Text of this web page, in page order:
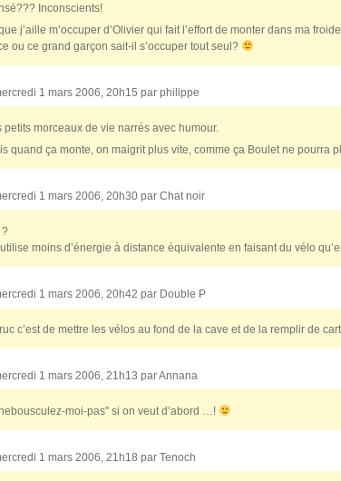
Inconscients!
j’aille m’occuper d’Olivier qui fait l’effort de monter dans ma
ou ce grand garçon sait-il s’occuper tout seul?
1 mars 2006, 20h15 par philippe
petits morceaux de vie narrés avec humour.
quand ça monte, on maigrit plus vite, comme ça Boulet ne pourra
1 mars 2006, 20h30 par Chat noir
?
moins d’énergie à distance équivalente en faisant du vélo
1 mars 2006, 20h42 par Double P
c’est de mettre les vélos au fond de la cave et de la remplir de
1 mars 2006, 21h13 parAnnana
moi-pas" si on veut d’abord …!
1 mars 2006, 21h18 par Tenoch